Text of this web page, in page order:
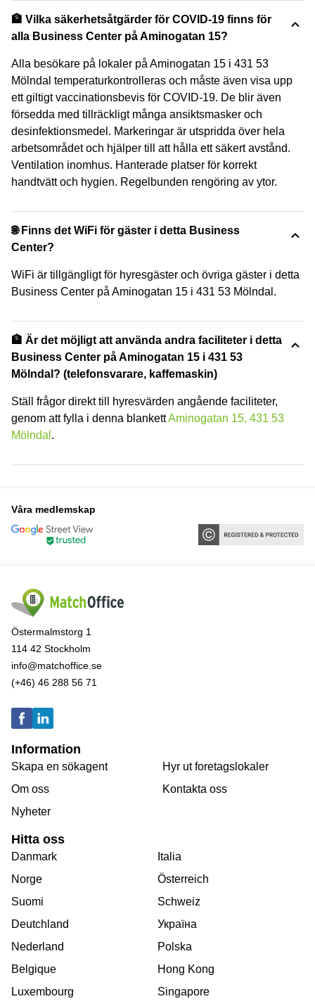
🏦 Vilka säkerhetsåtgärder för COVID-19 finns för
alla Business Center på Aminogatan 15?
Alla besökare på lokaler på Aminogatan 15 i 431 53
Mölndal temperaturkontrolleras och måste även visa upp
ett giltigt vaccinationsbevis för COVID-19. De blir även
försedda med tillräckligt många ansiktsmasker och
desinfektionsmedel. Markeringar är utspridda över hela
arbetsområdet och hjälper till att hålla ett säkert avstånd.
Ventilation inomhus. Hanterade platser för korrekt
handtvätt och hygien. Regelbunden rengöring av ytor.
🌐 Finns det WiFi för gäster i detta Business
Center?
WiFi är tillgängligt för hyresgäster och övriga gäster i detta
Business Center på Aminogatan 15 i 431 53 Mölndal.
🏦 Är det möjligt att använda andra faciliteter i detta
Business Center på Aminogatan 15 i 431 53
Mölndal? (telefonsvarare, kaffemaskin)
Ställ frågor direkt till hyresvärden angående faciliteter,
genom att fylla i denna blankettAminogatan 15, 431 53
Mölndal .
Våra medlemskap
Östermalmstorg 1
114 42 Stockholm
info@matchoffice.se
(+46) 46 288 56 71
Information
Skapa en sökagent
Om oss
Nyheter
Hyr ut foretagslokaler
Kontakta oss
Hitta oss
Danmark
Norge
Suomi
Deutchland
Nederland
Belgique
Luxembourg
Italia
Österreich
Schweiz
Україна
Polska
Hong Kong
Singapore